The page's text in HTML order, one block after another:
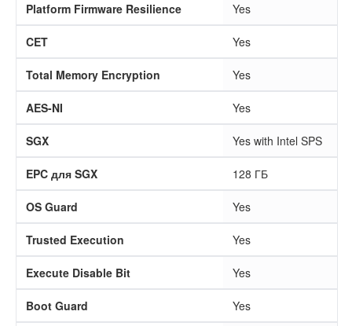
Platform Firmware Resilience Yes
CET Yes
Total Memory Encryption Yes
AES-NI Yes
SGX Yes with Intel SPS
EPC для SGX 128 ГБ
OS Guard Yes
Trusted Execution Yes
Execute Disable Bit Yes
Boot Guard Yes